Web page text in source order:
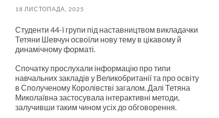
18 ЛИСТОПАДА, 2025
Студенти 44-ї групи під наставництвом викладачки
Тетяни Шевчун освоїли нову тему в цікавому й
динамічному форматі.
Спочатку прослухали інформацію про типи
навчальних закладів у Великобританії та про освіту
в Сполученому Королівстві загалом. Далі Тетяна
Миколаївна застосувала інтерактивні методи,
залучивши таким чином усіх до обговорення.